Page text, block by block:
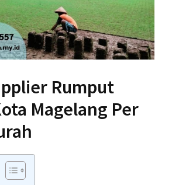
Rumput
Magelang Per